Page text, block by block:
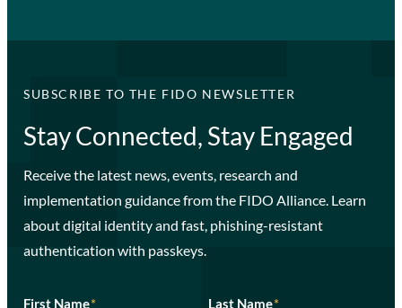
SUBSCRIBE TO THE FIDO NEWSLETTER
Stay Connected, Stay Engaged
Receive the latest news, events, research and
implementation guidance from the FIDO Alliance. Learn
about digital identity and fast, phishing-resistant
authentication with passkeys.
First Name* Last Name*